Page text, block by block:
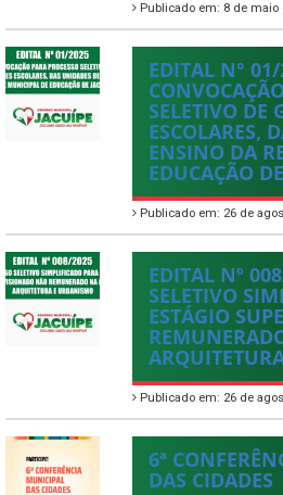
Publicado em: 8 de maio
EDITAL N°
SELETIVO DE
ESCOLARES,
ENSINO DA
EDUCAÇÃO
Publicado em: 26 de
EDITAL Nº
SELETIVO
ESTÁGIO
Publicado em: 26 de
6ª
DAS CIDADES